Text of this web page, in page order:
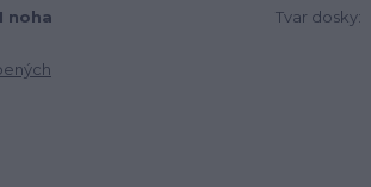
noha Tvar dosky: